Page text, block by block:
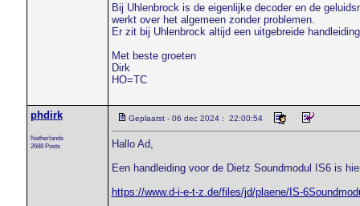
Bij Uhlenbrock is de eigenlijke decoder en de
werkt over het algemeen zonder problemen.
Er zit bij Uhlenbrock altijd een uitgebreide
Met beste groeten
Dirk
HO=TC
phdirk
Netherlands
2688 Posts
Geplaatst - 06 dec 2024 : 22:00:54
Hallo Ad,
Een handleiding voor de Dietz Soundmodul IS6 is
https://www.d-i-e-t-z.de/files/jd/plaene/IS-